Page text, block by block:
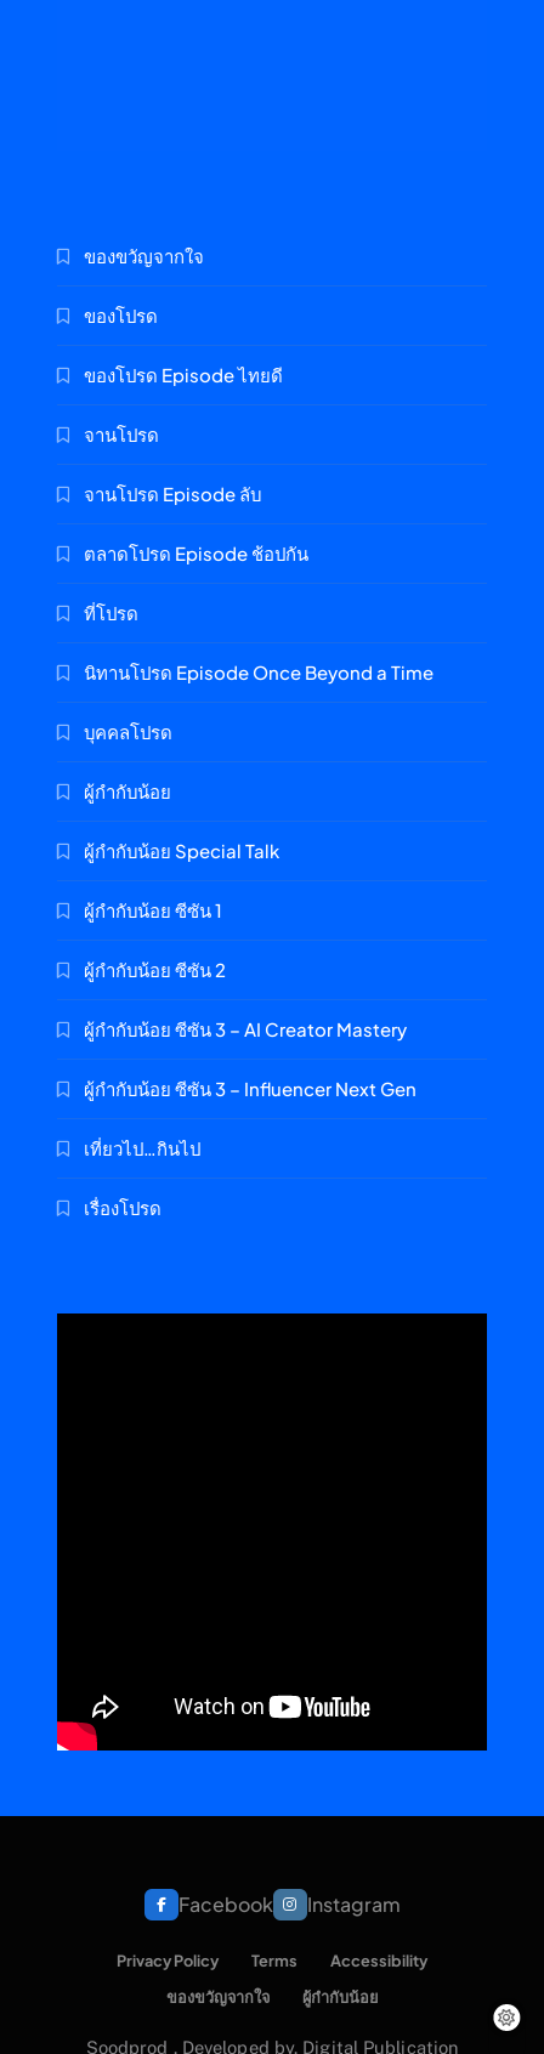
ของขวัญจากใจ
ของโปรด
ของโปรด Episode ไทยดี
จานโปรด
จานโปรด Episode ลับ
ตลาดโปรด Episode ช้อปกัน
ที่โปรด
นิทานโปรด Episode Once Beyond a Time
บุคคลโปรด
ผู้กำกับน้อย
ผู้กำกับน้อย Special Talk
ผู้กำกับน้อย ซีซัน 1
ผู้กำกับน้อย ซีซัน 2
ผู้กำกับน้อย ซีซัน 3 – AI Creator Mastery
ผู้กำกับน้อย ซีซัน 3 – Influencer Next Gen
เที่ยวไป…กินไป
เรื่องโปรด
Facebook Instagram
Privacy Policy Terms
Accessibility
ของขวัญจากใจ
ผู้กำกับน้อย
Soodprod . Developed by. Digital Publication